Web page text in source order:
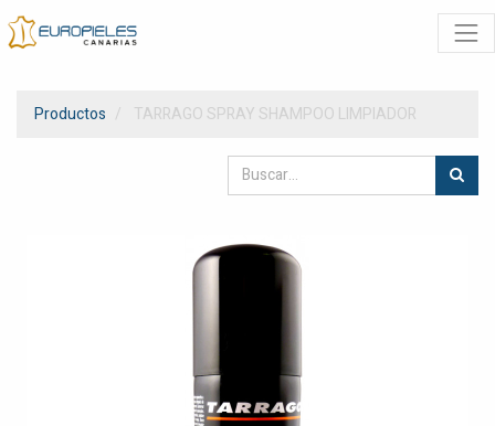
Productos TARRAGO SPRAY SHAMPOO LIMPIADOR